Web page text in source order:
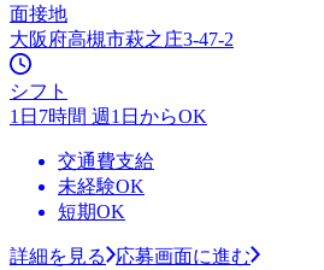
面接地
大阪府高槻市萩之庄3-47-2
シフト
1日7時間 週1日からOK
交通費支給
未経験OK
短期OK
詳細を見る
応募画面に進む